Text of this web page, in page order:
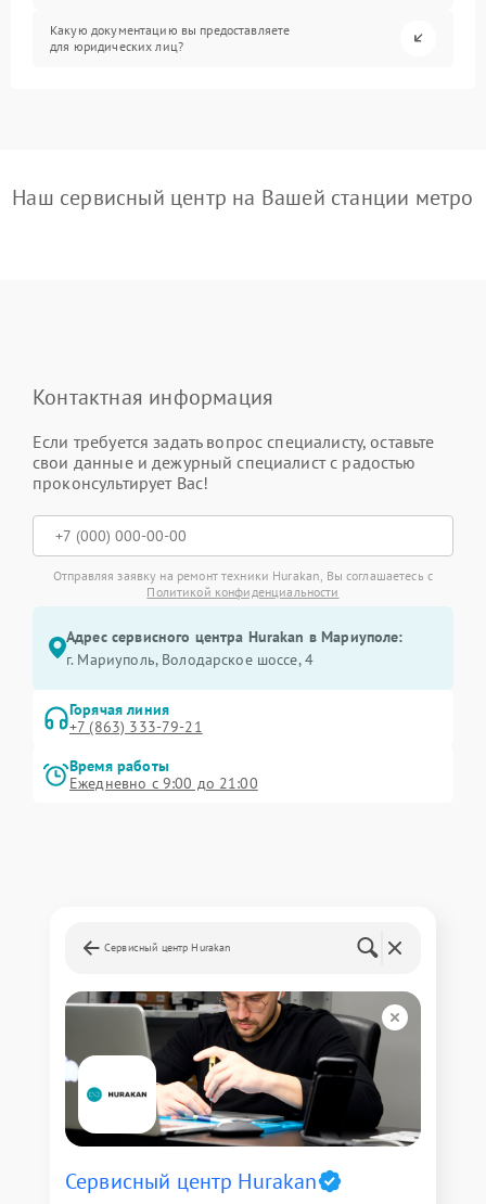
Какую документацию вы предоставляете
для юридических лиц?
Наш сервисный центр на Вашей станции метро
Контактная информация
Если требуется задать вопрос специалисту, оставьте
свои данные и дежурный специалист с радостью
проконсультирует Вас!
Отправляя заявку на ремонт техники Hurakan, Вы соглашаетесь с
Политикой конфиденциальности
Адрес сервисного центра Hurakan в Мариуполе:
г. Мариуполь, Володарское шоссе, 4
Горячая линия
+7 (863) 333-79-21
Время работы
Ежедневно с 9:00 до 21:00
Сервисный центр Hurakan
Сервисный центр Hurakan